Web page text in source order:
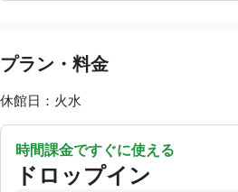
プラン・料金
休館日：火水
時間課金ですぐに使える
ドロップイン